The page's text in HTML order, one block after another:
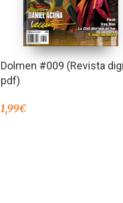
Dolmen #009 (Revista
pdf)
1,99€